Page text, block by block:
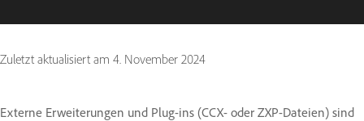
Zuletzt aktualisiert am 4. November 2024
Externe Erweiterungen und Plug-ins (CCX- oder ZXP-Dateien) sind